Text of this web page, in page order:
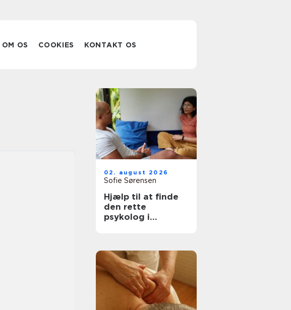
OM OS COOKIES KONTAKT OS
02. august 2026
Sofie Sørensen
Hjælp til at finde
den rette
psykolog i